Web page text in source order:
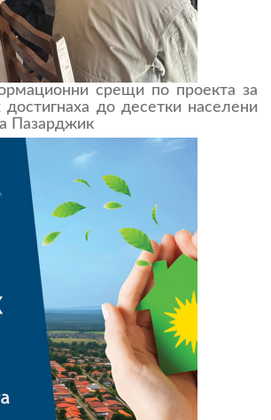
срещи по проекта за
достигнаха до десетки населени
Пазарджик